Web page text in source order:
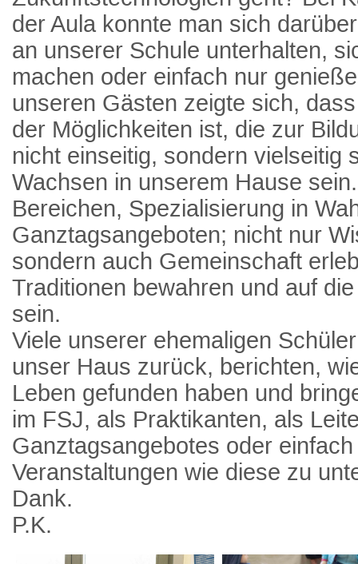
der Aula konnte man sich
an unserer Schule unterhalten,
machen oder einfach nur
unseren Gästen zeigte sich,
der Möglichkeiten ist, die zur
nicht einseitig, sondern vielseitig
Wachsen in unserem Hause
Bereichen, Spezialisierung in
Ganztagsangeboten; nicht nur
sondern auch Gemeinschaft
Traditionen bewahren und auf
sein.
Viele unserer ehemaligen
unser Haus zurück, berichten,
Leben gefunden haben und
im FSJ, als Praktikanten, als
Ganztagsangebotes oder
Veranstaltungen wie diese zu
Dank.
P.K.